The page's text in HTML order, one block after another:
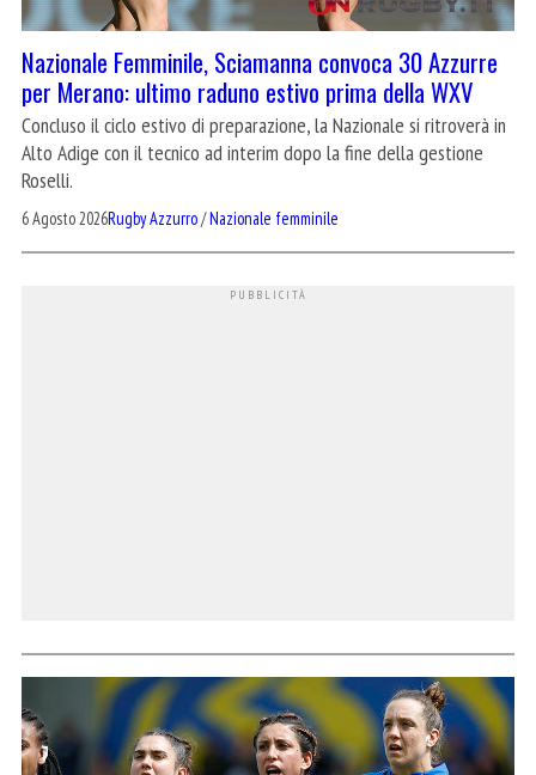
Nazionale Femminile, Sciamanna convoca 30 Azzurre
per Merano: ultimo raduno estivo prima della WXV
Concluso il ciclo estivo di preparazione, la Nazionale si ritroverà in
Alto Adige con il tecnico ad interim dopo la fine della gestione
Roselli.
6 Agosto 2026Rugby Azzurro/Nazionale femminile